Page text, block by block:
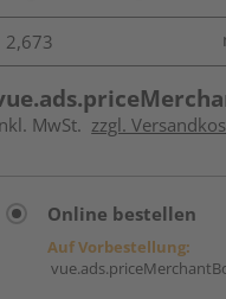
MwSt. zzgl.
Online bestellen
Auf Vorbestellung: